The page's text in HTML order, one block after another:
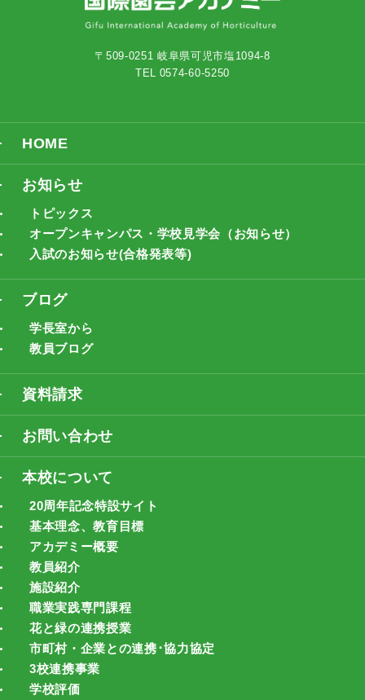
〒509-0251 岐阜県可児市塩1094-8
TEL 0574-60-5250
HOME
お知らせ
トピックス
オープンキャンパス・学校見学会（お知らせ）
入試のお知らせ(合格発表等)
ブログ
学長室から
教員ブログ
資料請求
お問い合わせ
本校について
20周年記念特設サイト
基本理念、教育目標
アカデミー概要
教員紹介
施設紹介
職業実践専門課程
花と緑の連携授業
市町村・企業との連携･協力協定
3校連携事業
学校評価